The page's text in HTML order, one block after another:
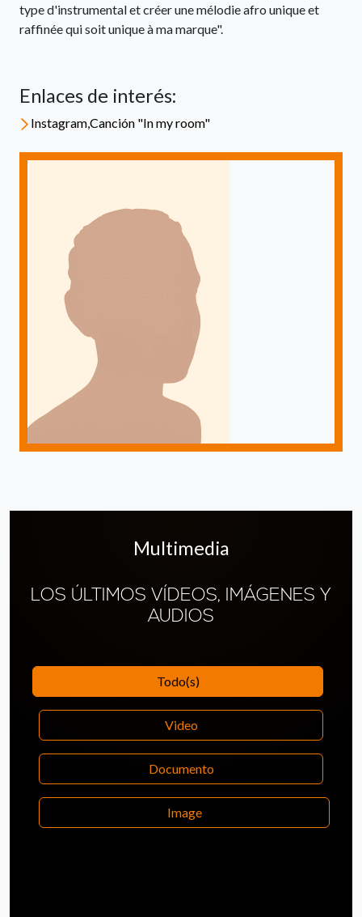
type d'instrumental et créer une mélodie afro unique et
raffinée qui soit unique à ma marque".
Enlaces de interés:
Instagram,Canción "In my room"
Multimedia
LOS ÚLTIMOS VÍDEOS, IMÁGENES Y
AUDIOS
Todo(s)
Video
Documento
Image